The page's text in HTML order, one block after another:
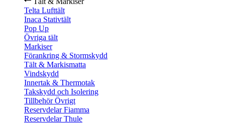
Telta Lufttält
Inaca Stativtält
Pop Up
Övriga tält
Markiser
Förankring & Stormskydd
Tält & Markismatta
Vindskydd
Innertak & Thermotak
Takskydd och Isolering
Tillbehör Övrigt
Reservdelar Fiamma
Reservdelar Thule